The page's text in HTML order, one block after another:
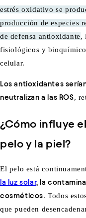
estrés oxidativo se
producción de especies
de defensa antioxidante,
fisiológicos y
celular.
Los antioxidantes
neutralizan a las ROS,
¿Cómo influye
pelo y la piel?
El pelo está
la luz solar, la
cosméticos. Todos
que pueden